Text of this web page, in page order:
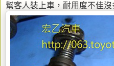
幫客人裝上車，耐用度不佳